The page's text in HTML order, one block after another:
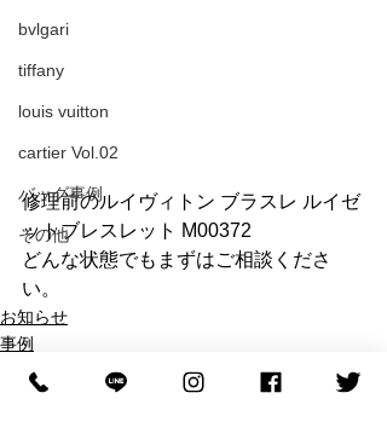
bvlgari
tiffany
louis vuitton
cartier Vol.02
バッグ事例
その他
修理前のルイヴィトン ブラスレ ルイゼ
ットブレスレット M00372
どんな状態でもまずはご相談くださ
い。
お知らせ
事例
ブレスレット事例